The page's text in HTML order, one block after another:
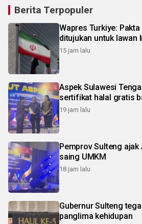
Berita Terpopuler
Wapres Turkiye:
ditujukan untuk lawan
15 jam lalu
Aspek Sulawesi
sertifikat halal gratis
19 jam lalu
Pemprov Sulteng ajak
saing UMKM
18 jam lalu
Gubernur Sulteng
panglima kehidupan